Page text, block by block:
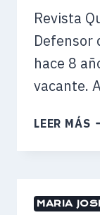
Revista
Defensor
hace 8
vacante.
LEER MÁS
MARIA